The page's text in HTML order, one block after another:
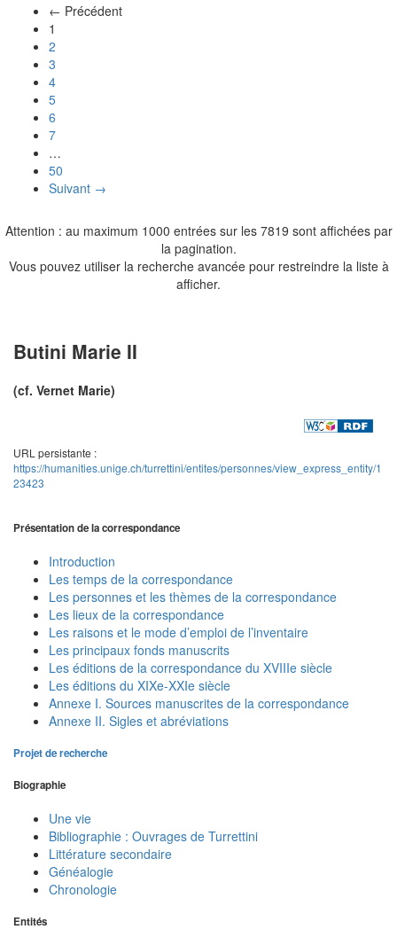
← Précédent
1
2
3
4
5
6
7
…
50
Suivant →
Attention : au maximum 1000 entrées sur les 7819 sont affichées par
la pagination.
Vous pouvez utiliser la recherche avancée pour restreindre la liste à
afficher.
Butini Marie II
(cf. Vernet Marie)
URL persistante :
https://humanities.unige.ch/turrettini/entites/personnes/view_express_entity/1
23423
Présentation de la correspondance
Introduction
Les temps de la correspondance
Les personnes et les thèmes de la correspondance
Les lieux de la correspondance
Les raisons et le mode d’emploi de l’inventaire
Les principaux fonds manuscrits
Les éditions de la correspondance du XVIIIe siècle
Les éditions du XIXe-XXIe siècle
Annexe I. Sources manuscrites de la correspondance
Annexe II. Sigles et abréviations
Projet de recherche
Biographie
Une vie
Bibliographie : Ouvrages de Turrettini
Littérature secondaire
Généalogie
Chronologie
Entités